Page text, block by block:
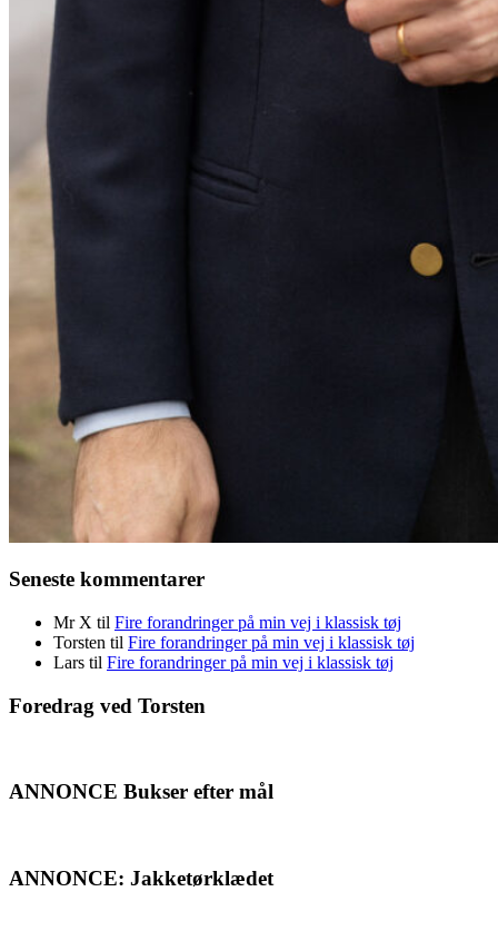
Seneste kommentarer
Mr X til Fire forandringer på min vej i klassisk tøj
Torsten til Fire forandringer på min vej i klassisk tøj
Lars til Fire forandringer på min vej i klassisk tøj
Foredrag ved Torsten
ANNONCE Bukser efter mål
ANNONCE: Jakketørklædet